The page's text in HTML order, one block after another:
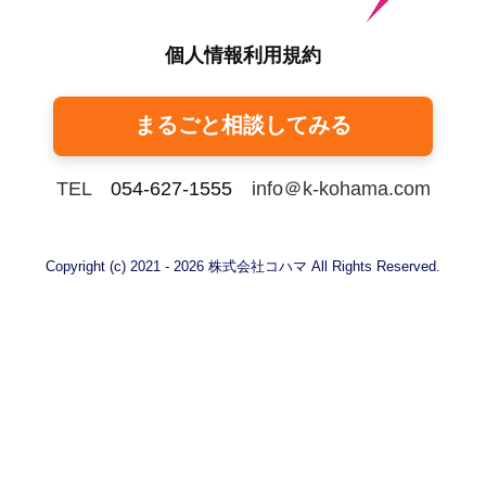
個人情報利用規約
まるごと相談してみる
TEL 054-627-1555info＠k-kohama.com
Copyright (c) 2021 - 2026 株式会社コハマ All Rights Reserved.